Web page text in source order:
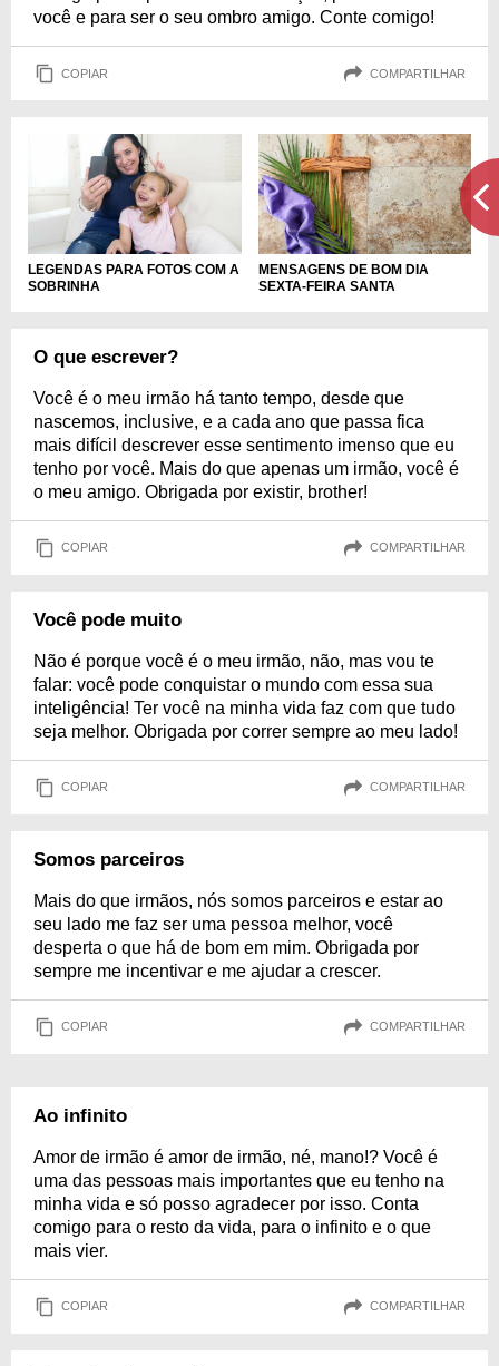
você e para ser o seu ombro amigo. Conte comigo!
COPIAR COMPARTILHAR
LEGENDAS PARA FOTOS COM A
SOBRINHA
MENSAGENS DE BOM DIA
SEXTA-FEIRA SANTA
O que escrever?
Você é o meu irmão há tanto tempo, desde que
nascemos, inclusive, e a cada ano que passa fica
mais difícil descrever esse sentimento imenso que eu
tenho por você. Mais do que apenas um irmão, você é
o meu amigo. Obrigada por existir, brother!
COPIAR COMPARTILHAR
Você pode muito
Não é porque você é o meu irmão, não, mas vou te
falar: você pode conquistar o mundo com essa sua
inteligência! Ter você na minha vida faz com que tudo
seja melhor. Obrigada por correr sempre ao meu lado!
COPIAR COMPARTILHAR
Somos parceiros
Mais do que irmãos, nós somos parceiros e estar ao
seu lado me faz ser uma pessoa melhor, você
desperta o que há de bom em mim. Obrigada por
sempre me incentivar e me ajudar a crescer.
COPIAR COMPARTILHAR
Ao infinito
Amor de irmão é amor de irmão, né, mano!? Você é
uma das pessoas mais importantes que eu tenho na
minha vida e só posso agradecer por isso. Conta
comigo para o resto da vida, para o infinito e o que
mais vier.
COPIAR COMPARTILHAR